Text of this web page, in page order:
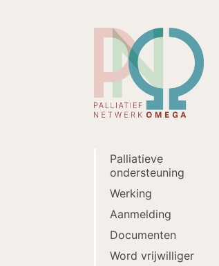
Palliatieve
ondersteuning
Werking
Aanmelding
Documenten
Word vrijwilliger